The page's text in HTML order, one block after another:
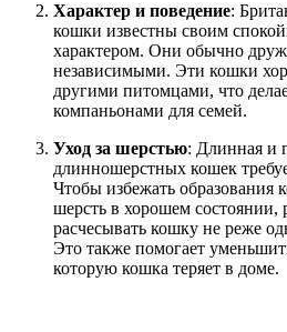
Характер и поведение:
кошки известны своим
характером. Они обычно
независимыми. Эти кошки
другими питомцами, что
компаньонами для семей.
Уход за шерстью: Длинная и
длинношерстных кошек
Чтобы избежать образования
шерсть в хорошем состоянии,
расчесывать кошку не реже
Это также помогает
которую кошка теряет в доме.